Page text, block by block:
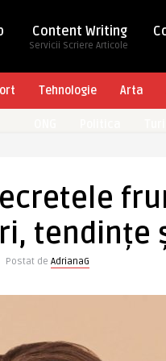
Content Writing
Servicii Scriere Articole
Tehnologie Arta
tendințe
Postat de AdrianaG